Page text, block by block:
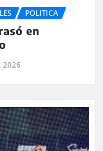
POLITICA
en
2026